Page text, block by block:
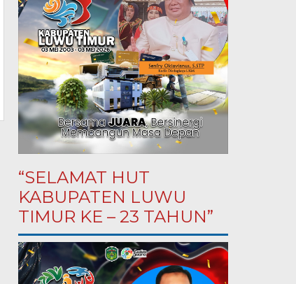
“SELAMAT HUT
KABUPATEN LUWU
TIMUR KE – 23 TAHUN”